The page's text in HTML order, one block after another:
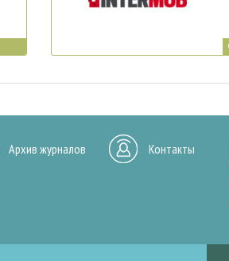
Архив журналов Контакты